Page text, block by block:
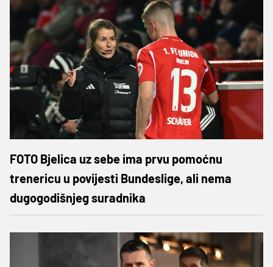
FOTO Bjelica uz sebe ima prvu pomoćnu
trenericu u povijesti Bundeslige, ali nema
dugogodišnjeg suradnika